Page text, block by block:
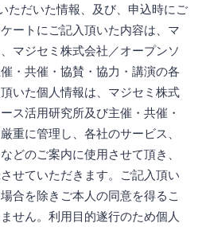
ただいた情報、及び、申込時にご
ートにご記入頂いた内容は、マ
マジセミ株式会社／オープンソ
・共催・協賛・協力・講演の各
いた個人情報は、マジセミ株式
ス活用研究所及び主催・共催・
重に管理し、各社のサービス、
どのご案内に使用させて頂き、
せていただきます。ご記入頂い
合を除きご本人の同意を得るこ
せん。利用目的遂行のため個人